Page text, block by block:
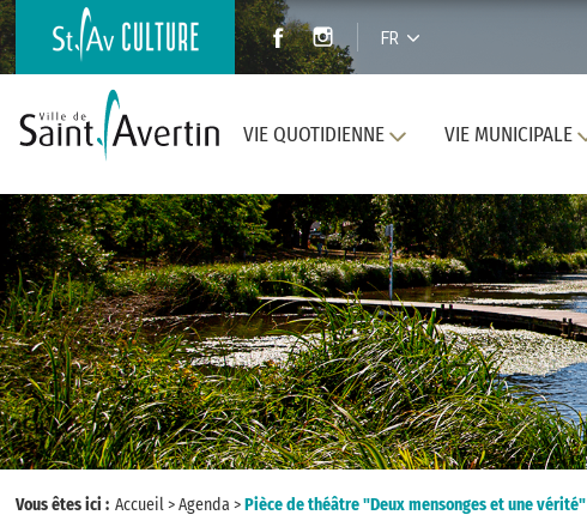
FR
VIE QUOTIDIENNE VIE MUNICIPALE
Vous êtes ici : Accueil>Agenda>Pièce de théâtre "Deux mensonges et une vérité"